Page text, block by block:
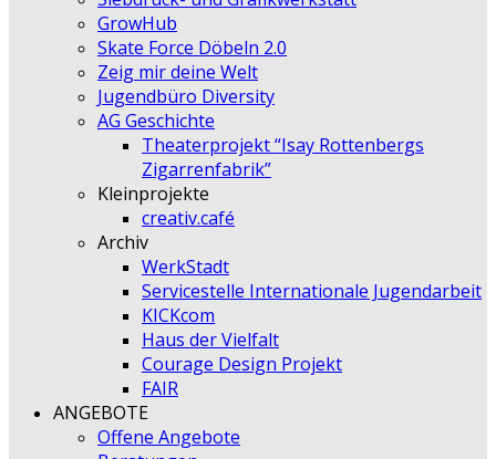
GrowHub
Skate Force Döbeln 2.0
Zeig mir deine Welt
Jugendbüro Diversity
AG Geschichte
Theaterprojekt “Isay Rottenbergs
Zigarrenfabrik”
Kleinprojekte
creativ.café
Archiv
WerkStadt
Servicestelle Internationale Jugendarbeit
KICKcom
Haus der Vielfalt
Courage Design Projekt
FAIR
ANGEBOTE
Offene Angebote